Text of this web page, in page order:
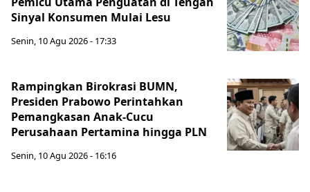
Sinyal Konsumen Mulai Lesu
Senin, 10 Agu 2026 - 17:33
Rampingkan Birokrasi BUMN,
Presiden Prabowo Perintahkan
Pemangkasan Anak-Cucu
Perusahaan Pertamina hingga PLN
Senin, 10 Agu 2026 - 16:16